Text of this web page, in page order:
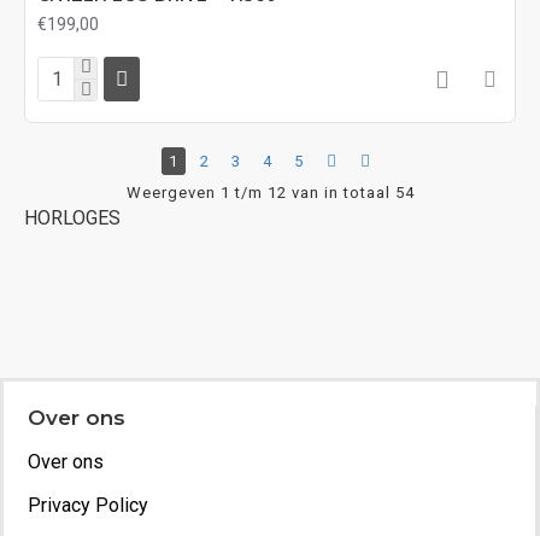
€199,00
1 2 3 4
5
Weergeven 1 t/m 12 van in totaal 54
HORLOGES
Over ons
Over ons
Privacy Policy